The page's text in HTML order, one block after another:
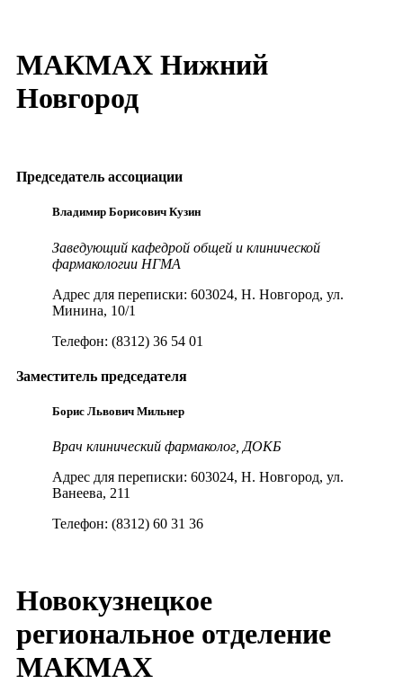
МАКМАХ Нижний
Новгород
Председатель ассоциации
Владимир Борисович Кузин
Заведующий кафедрой общей и клинической
фармакологии НГМА
Адрес для переписки: 603024, Н. Новгород, ул.
Минина, 10/1
Телефон: (8312) 36 54 01
Заместитель председателя
Борис Львович Мильнер
Врач клинический фармаколог, ДОКБ
Адрес для переписки: 603024, Н. Новгород, ул.
Ванеева, 211
Телефон: (8312) 60 31 36
Новокузнецкое
региональное отделение
МАКМАХ